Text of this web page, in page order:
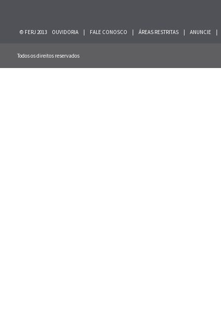
© FERJ 2013 OUVIDORIA FALE CONOSCO ÁREAS RESTRITAS ANUNCIE
Todos os direitos reservados